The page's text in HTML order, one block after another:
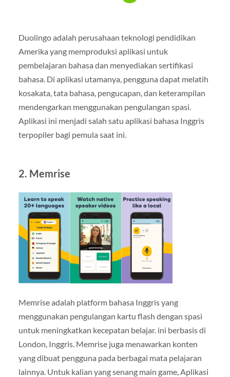
Duolingo adalah perusahaan teknologi pendidikan
Amerika yang memproduksi aplikasi untuk
pembelajaran bahasa dan menyediakan sertifikasi
bahasa. Di aplikasi utamanya, pengguna dapat melatih
kosakata, tata bahasa, pengucapan, dan keterampilan
mendengarkan menggunakan pengulangan spasi.
Aplikasi ini menjadi salah satu aplikasi bahasa Inggris
terpopiler bagi pemula saat ini.
2. Memrise
Memrise adalah platform bahasa Inggris yang
menggunakan pengulangan kartu flash dengan spasi
untuk meningkatkan kecepatan belajar. ini berbasis di
London, Inggris. Memrise juga menawarkan konten
yang dibuat pengguna pada berbagai mata pelajaran
lainnya. Untuk kalian yang senang main game, Aplikasi